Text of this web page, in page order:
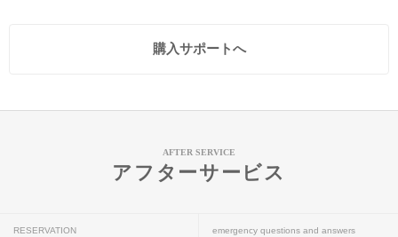
購入サポートへ
AFTER SERVICE
アフターサービス
RESERVATION emergency questions and answers